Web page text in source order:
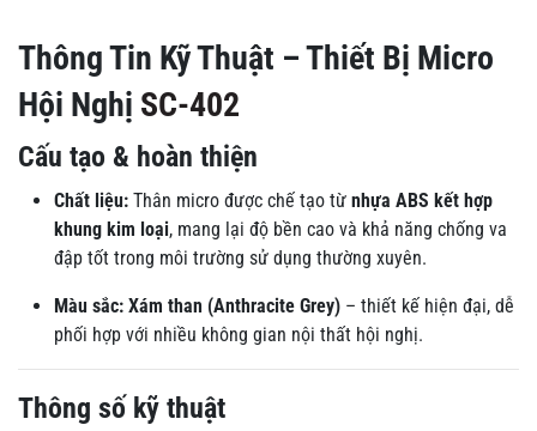
Thông Tin Kỹ Thuật – Thiết Bị Micro
Hội Nghị SC-402
Cấu tạo & hoàn thiện
Chất liệu: Thân micro được chế tạo từ nhựa ABS kết hợp
khung kim loại, mang lại độ bền cao và khả năng chống va
đập tốt trong môi trường sử dụng thường xuyên.
Màu sắc: Xám than (Anthracite Grey) – thiết kế hiện đại, dễ
phối hợp với nhiều không gian nội thất hội nghị.
Thông số kỹ thuật